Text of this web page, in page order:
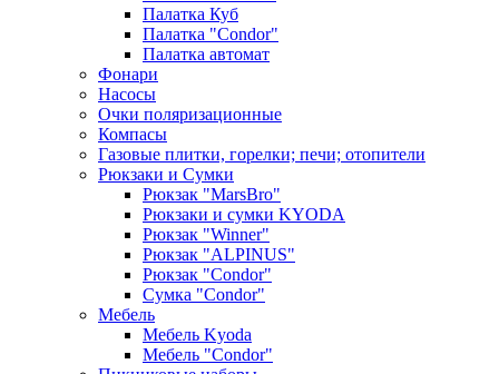
Палатка Куб
Палатка "Condor"
Палатка автомат
Фонари
Насосы
Очки поляризационные
Компасы
Газовые плитки, горелки; печи; отопители
Рюкзаки и Сумки
Рюкзак "MarsBro"
Рюкзаки и сумки KYODA
Рюкзак "Winner"
Рюкзак "ALPINUS"
Рюкзак "Condor"
Сумка "Condor"
Мебель
Мебель Kyoda
Мебель "Condor"